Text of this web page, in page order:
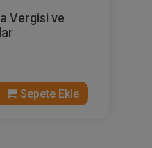
Vergisi ve
Sepete Ekle